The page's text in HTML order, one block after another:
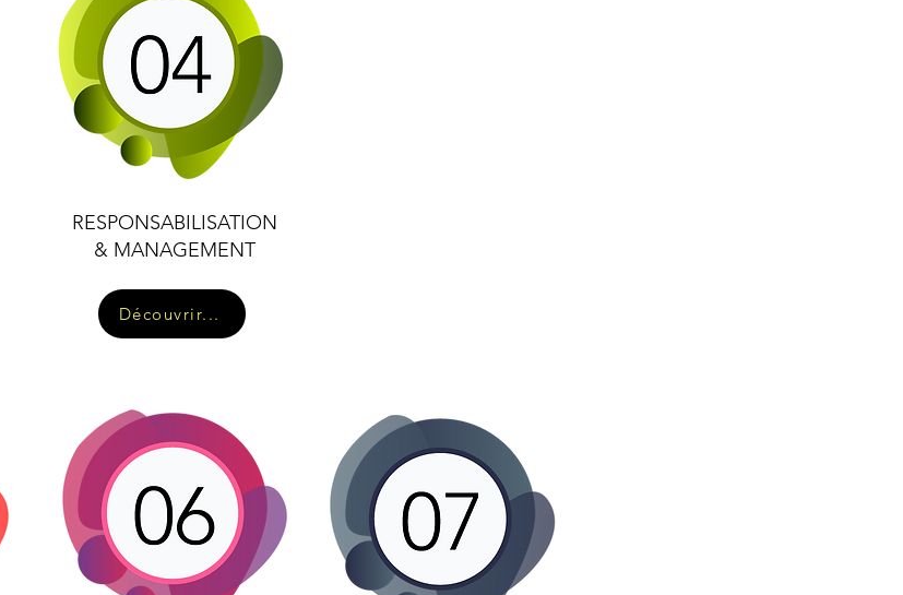
RESPONSABILISATION
& MANAGEMENT
Découvrir...